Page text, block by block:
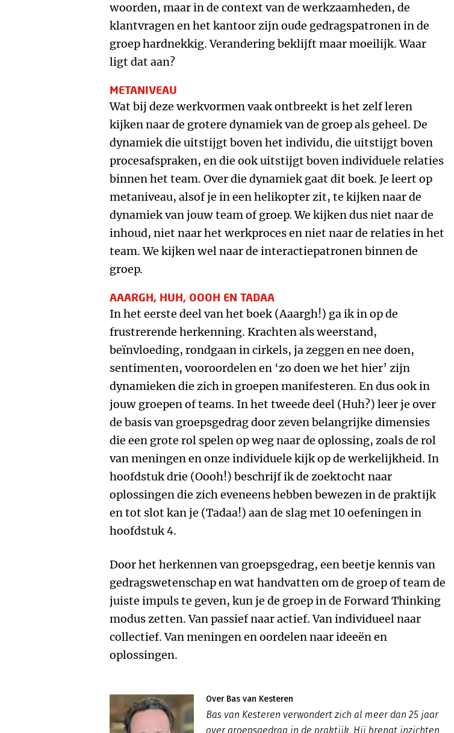
woorden, maar in de context van de werkzaamheden, de
klantvragen en het kantoor zijn oude gedragspatronen in de
groep hardnekkig. Verandering beklijft maar moeilijk. Waar
ligt dat aan?
METANIVEAU
Wat bij deze werkvormen vaak ontbreekt is het zelf leren
kijken naar de grotere dynamiek van de groep als geheel. De
dynamiek die uitstijgt boven het individu, die uitstijgt boven
procesafspraken, en die ook uitstijgt boven individuele relaties
binnen het team. Over die dynamiek gaat dit boek. Je leert op
metaniveau, alsof je in een helikopter zit, te kijken naar de
dynamiek van jouw team of groep. We kijken dus niet naar de
inhoud, niet naar het werkproces en niet naar de relaties in het
team. We kijken wel naar de interactiepatronen binnen de
groep.
AAARGH, HUH, OOOH EN TADAA
In het eerste deel van het boek (Aaargh!) ga ik in op de
frustrerende herkenning. Krachten als weerstand,
beïnvloeding, rondgaan in cirkels, ja zeggen en nee doen,
sentimenten, vooroordelen en ‘zo doen we het hier’ zijn
dynamieken die zich in groepen manifesteren. En dus ook in
jouw groepen of teams. In het tweede deel (Huh?) leer je over
de basis van groepsgedrag door zeven belangrijke dimensies
die een grote rol spelen op weg naar de oplossing, zoals de rol
van meningen en onze individuele kijk op de werkelijkheid. In
hoofdstuk drie (Oooh!) beschrijf ik de zoektocht naar
oplossingen die zich eveneens hebben bewezen in de praktijk
en tot slot kan je (Tadaa!) aan de slag met 10 oefeningen in
hoofdstuk 4.
Door het herkennen van groepsgedrag, een beetje kennis van
gedragswetenschap en wat handvatten om de groep of team de
juiste impuls te geven, kun je de groep in de Forward Thinking
modus zetten. Van passief naar actief. Van individueel naar
collectief. Van meningen en oordelen naar ideeën en
oplossingen.
Over Bas van Kesteren
Bas van Kesteren verwondert zich al meer dan 25 jaar
over groepsgedrag in de praktijk. Hij brengt inzichten